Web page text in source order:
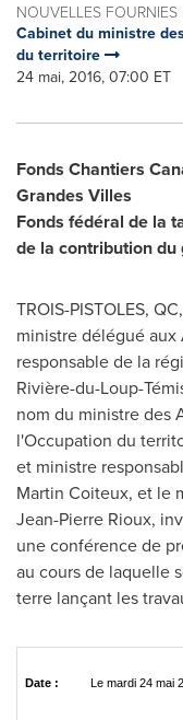
NOUVELLES FOURNIES
Cabinet du ministre
du territoire
24 mai, 2016, 07:00 ET
Fonds Chantiers
Grandes Villes
Fonds fédéral de la
de la contribution
TROIS-PISTOLES, QC
ministre délégué
responsable de la
Rivière-du-Loup-
nom du ministre des
l'Occupation du
et ministre
Martin Coiteux, et le
Jean-Pierre Rioux,
une conférence de
au cours de laquelle
terre lançant les
Date :
Le mardi 24 mai